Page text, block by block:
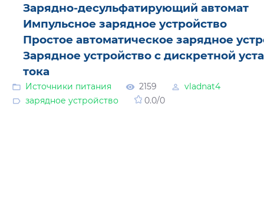
Зарядно-десульфатирующий автомат
Импульсное зарядное устройство
Простое автоматическое зарядное
Зарядное устройство с дискретной
тока
Источники питания 2159
vladnat4
зарядное устройство
0.0/0